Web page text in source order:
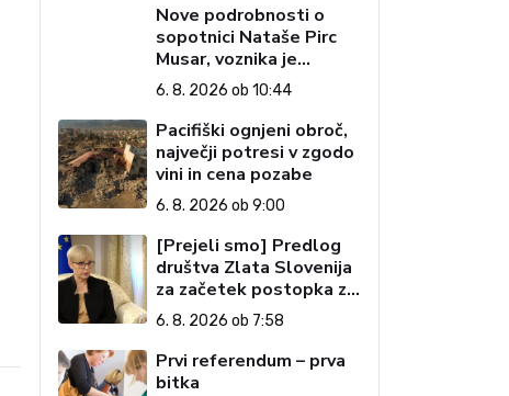
Nove podrobnosti o
sopotnici Nataše Pirc
Musar, voznika je
tožilstvo že
preiskovalo – zaradi
trgovine z drogami
6. 8. 2026 ob 10:44
Pacifiški ognjeni obroč,
največji potresi v zgodo
vini in cena pozabe
6. 8. 2026 ob 9:00
[Prejeli smo] Predlog
društva Zlata Slovenija
za začetek postopka za
preučitev pogojev za
ustavno obtožbo
predsednice Republike
Slovenije
6. 8. 2026 ob 7:58
Prvi referendum – prva
bitka